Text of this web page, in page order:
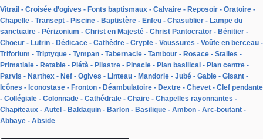
Vitrail Croisée d’ogives Fonts baptismaux Calvaire Reposoir
Oratoire
Chapelle
Transept Piscine Baptistère Enfeu Chasublier
Lampe du
sanctuaire
Périzonium Christ en Majesté Christ Pantocrator
Bénitier
Choeur
Lutrin Dédicace Cathèdre Crypte Voussures
Voûte en berceau
Triforium
Triptyque Tympan Tabernacle Tambour Rosace
Stalles
Primatiale
Retable Piétà Pilastre Pinacle Plan basilical
Plan centre
Parvis
Narthex Nef Ogives Linteau Mandorle Jubé Gable
Gisant
Icônes
Iconostase Fronton Déambulatoire Dextre Chevet
Clef pendante
Collégiale
Colonnade Cathédrale Chaire
Chapelles rayonnantes
Chapiteaux
Autel Baldaquin Barlon Basilique Ambon
Arc-boutant
Abbaye
Abside